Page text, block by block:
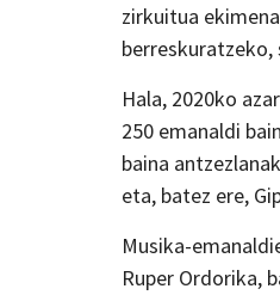
zirkuitua
Hala, 2020ko
250 emanaldi
baina
eta, batez ere,
Musika-
Ruper Ordorika,